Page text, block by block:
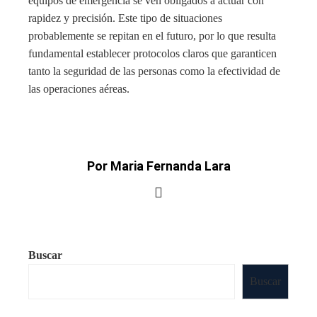
rapidez y precisión. Este tipo de situaciones
probablemente se repitan en el futuro, por lo que resulta
fundamental establecer protocolos claros que garanticen
tanto la seguridad de las personas como la efectividad de
las operaciones aéreas.
Por Maria Fernanda Lara
Buscar
Buscar